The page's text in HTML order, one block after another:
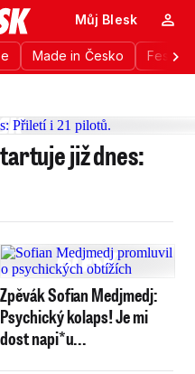
Made in Česko
Můj Blesk
již dnes:
Zpěvák Sofian Medjmedj:
Psychický kolaps! Je mi
dost napi*u...